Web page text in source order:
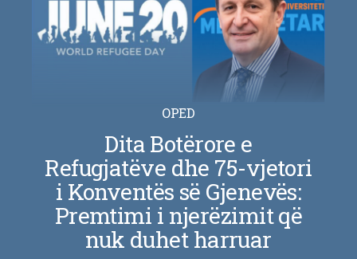
OPED
Dita Botërore e
Refugjatëve dhe 75-vjetori
i Konventës së Gjenevës:
Premtimi i njerëzimit që
nuk duhet harruar